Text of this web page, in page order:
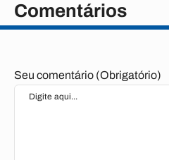
Comentários
Seu comentário (Obrigatório)